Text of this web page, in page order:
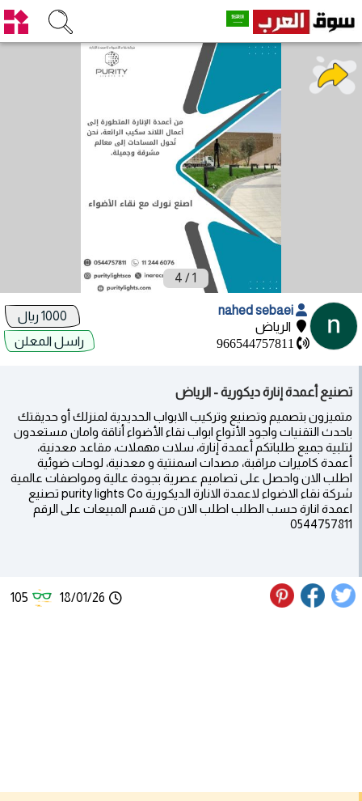
1
/
4
الرياض
966544757811
راسل المعلن
تصنيع أعمدة إنارة ديكورية - الرياض
متميزون بتصميم وتصنيع وتركيب الابواب الحديدية لمنزلك أو حديقتك
باحدث التقنيات واجود الأنواع ابواب نقاء الأضواء أناقة وامان مستعدون
لتلبية جميع طلباتكم أعمدة إنارة، سلات مهملات، مقاعد معدنية،
أعمدة كاميرات مراقبة، مصدات اسمنتية و معدنية، لوحات ضوئية
اطلب الان واحصل على تصاميم عصرية بجودة عالية ومواصفات عالمية
شركة نقاء الاضواء لاعمدة الانارة الديكورية purity lights Co تصنيع
اعمدة انارة حسب الطلب اطلب الان من قسم المبيعات على الرقم
0544757811
18/01/26
105